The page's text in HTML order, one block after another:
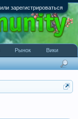
зарегистрироваться
Рынок Вики